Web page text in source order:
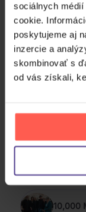
sociálnych
cookie.
poskytujeme aj
inzercie a
skombinovať s
od vás získali,
PODOBNÍ
&TEAM
10,000